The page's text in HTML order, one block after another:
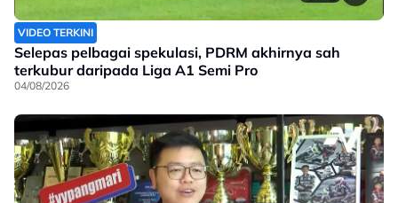
VIDEO TERKINI
Selepas pelbagai spekulasi, PDRM akhirnya sah
terkubur daripada Liga A1 Semi Pro
04/08/2026